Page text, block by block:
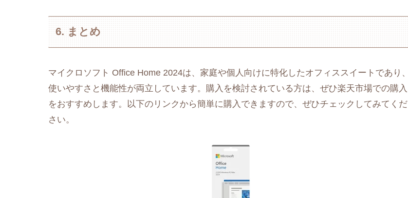
6. まとめ
マイクロソフト Office Home 2024は、家庭や個人向けに特化したオフィススイートであり、
使いやすさと機能性が両立しています。購入を検討されている方は、ぜひ楽天市場での購入
をおすすめします。以下のリンクから簡単に購入できますので、ぜひチェックしてみてくだ
さい。